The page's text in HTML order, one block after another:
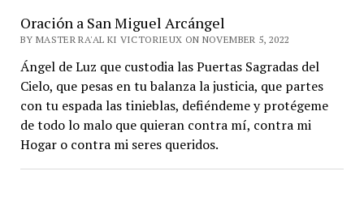
Oración a San Miguel Arcángel
BY MASTER RA'AL KI VICTORIEUX ON NOVEMBER 5, 2022
Ángel de Luz que custodia las Puertas Sagradas del
Cielo, que pesas en tu balanza la justicia, que partes
con tu espada las tinieblas, defiéndeme y protégeme
de todo lo malo que quieran contra mí, contra mi
Hogar o contra mi seres queridos.